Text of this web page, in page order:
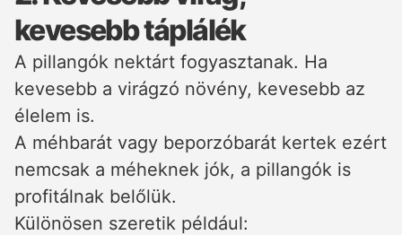
kevesebb táplálék
A pillangók nektárt fogyasztanak. Ha
kevesebb a virágzó növény, kevesebb az
élelem is.
A méhbarát vagy beporzóbarát kertek ezért
nemcsak a méheknek jók, a pillangók is
profitálnak belőlük.
Különösen szeretik például: